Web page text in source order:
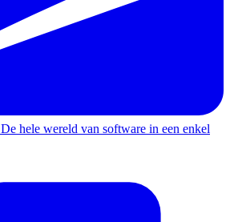
De hele wereld van software in een enkel